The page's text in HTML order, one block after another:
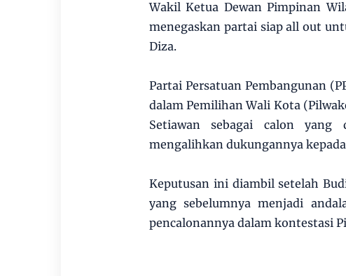
Wakil Ketua Dewan Pimpinan
menegaskan partai siap all out
Diza.
Partai Persatuan Pembangunan
dalam Pemilihan Wali Kota
Setiawan sebagai calon yang
mengalihkan dukungannya
Keputusan ini diambil setelah
yang sebelumnya menjadi
pencalonannya dalam kontestasi